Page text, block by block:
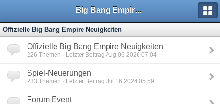
Big Bang Empire - Forum
Offizielle Big Bang Empire Neuigkeiten
Offizielle Big Bang Empire Neuigkeiten
226 Themen · Letzter Beitrag Aug 06 2026 07:04
Spiel-Neuerungen
233 Themen · Letzter Beitrag Jul 16 2024 05:59
Forum Event